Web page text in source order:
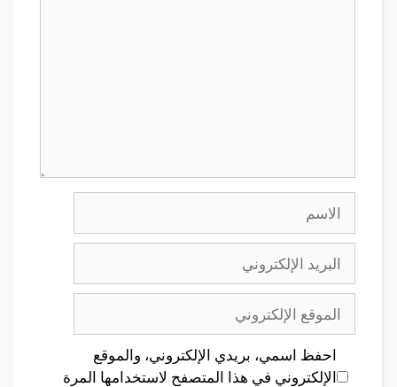
الإلكتروني
الإلكتروني
احفظ اسمي، بريدي الإلكتروني، والموقع
الإلكتروني في هذا المتصفح لاستخدامها المرة